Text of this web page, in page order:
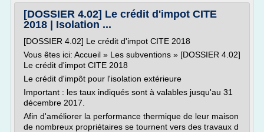
[DOSSIER 4.02] Le crédit d'impot CITE
2018 | Isolation ...
[DOSSIER 4.02] Le crédit d'impot CITE 2018
Vous êtes ici: Accueil » Les subventions » [DOSSIER 4.02]
Le crédit d'impot CITE 2018
Le crédit d'impôt pour l'isolation extérieure
Important : les taux indiqués sont à valables jusqu'au 31
décembre 2017.
Afin d'améliorer la performance thermique de leur maison
de nombreux propriétaires se tournent vers des travaux d